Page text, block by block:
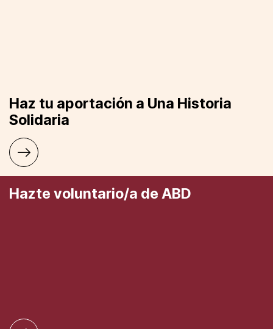
Haz tu aportación a Una Historia
Solidaria
Hazte voluntario/a de ABD